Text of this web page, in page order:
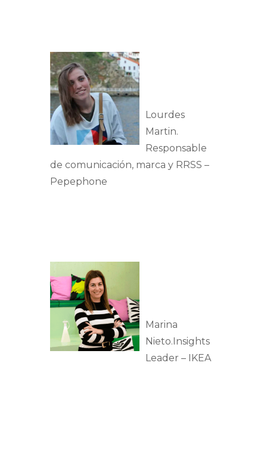
Lourdes
Martin.
Responsable
de comunicación, marca y RRSS –
Pepephone
Marina
Nieto.Insights
Leader – IKEA